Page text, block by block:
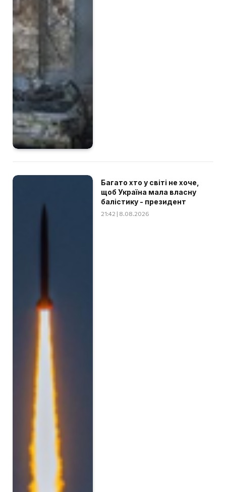
Багато хто у світі не хоче,
щоб Україна мала власну
балістику - президент
21:42 | 8.08.2026